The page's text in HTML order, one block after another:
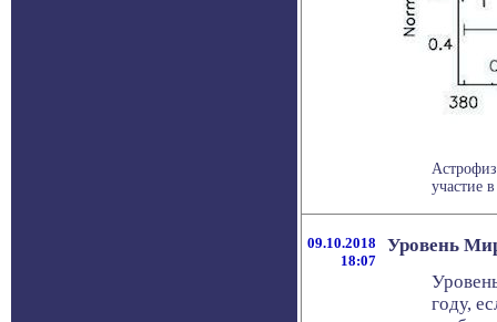
участие
09.10.2018
18:07
Уровень
году,